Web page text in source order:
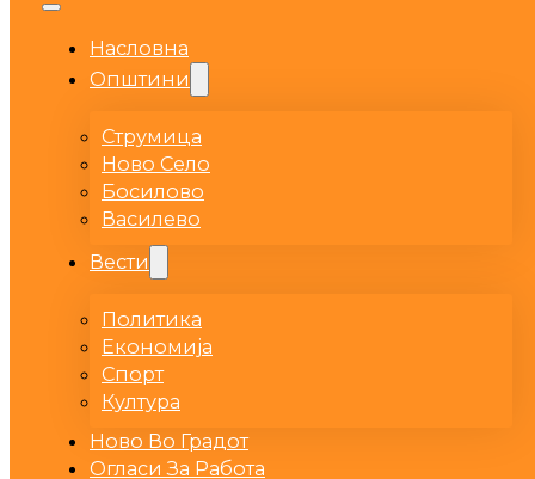
Насловна
Општини
Струмица
Ново Село
Босилово
Василево
Вести
Политика
Економија
Спорт
Култура
Ново Во Градот
Огласи За Работа